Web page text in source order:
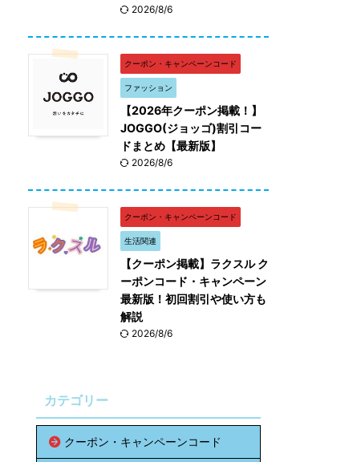
2026/8/6
クーポン・キャンペーンコード
ファッション
【2026年クーポン掲載！】
JOGGO(ジョッゴ)割引コー
ドまとめ【最新版】
2026/8/6
クーポン・キャンペーンコード
生活関連
【クーポン掲載】ラクスル ク
ーポンコード・キャンペーン
最新版！初回割引や使い方も
解説
2026/8/6
カテゴリー
クーポン・キャンペーンコード